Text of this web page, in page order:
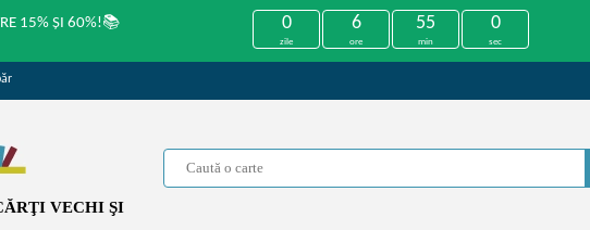
15% ȘI 60%!📚 0
zile
6
ore
55
min
0
sec
VECHI ŞI